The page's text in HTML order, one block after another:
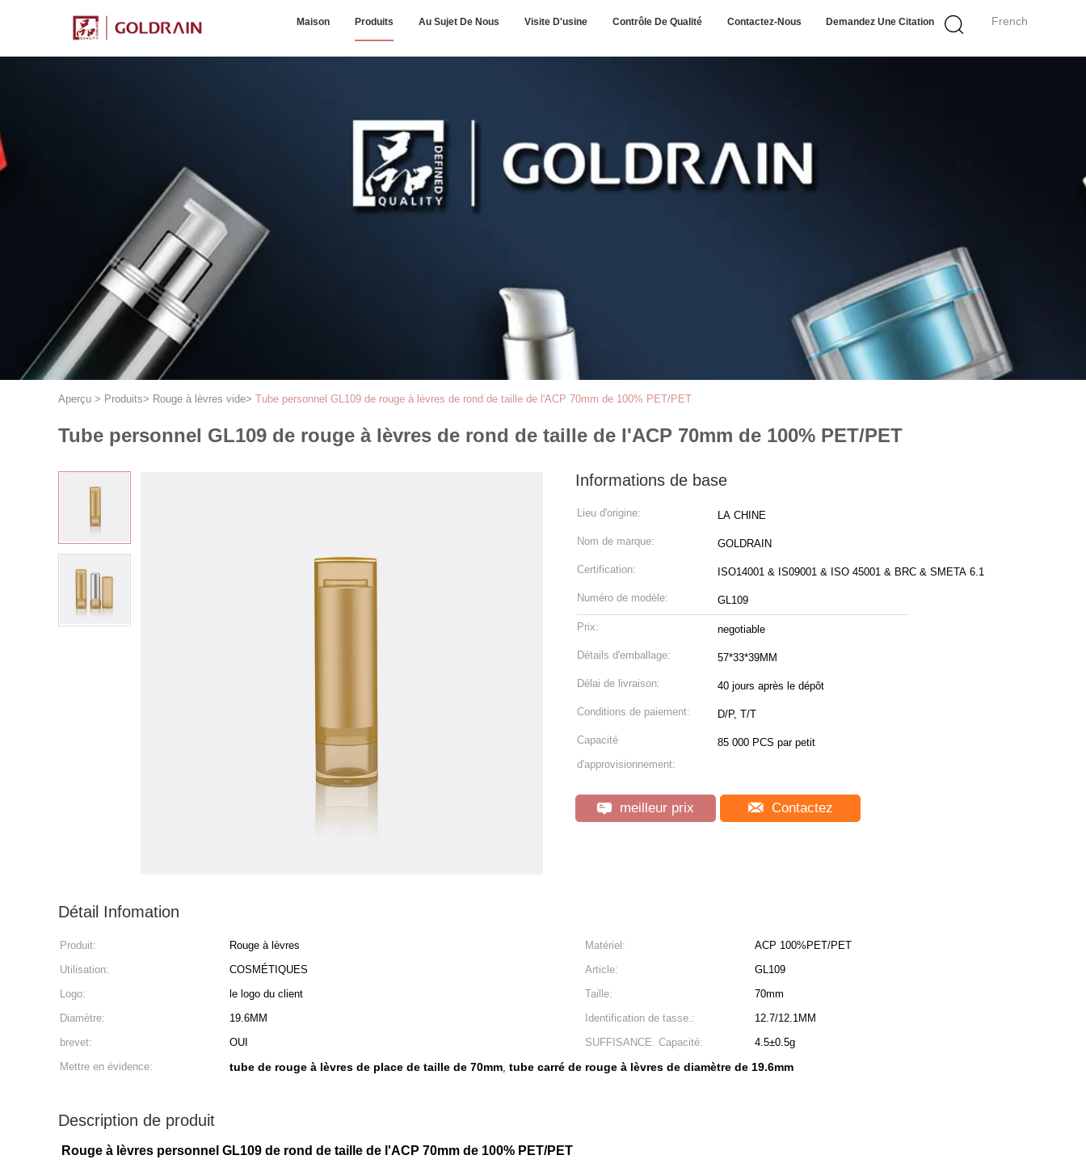
French
Maison Produits Au Sujet De Nous Visite D'usine Contrôle De Qualité Contactez-Nous Demandez Une Citation
Aperçu > Produits> Rouge à lèvres vide> Tube personnel GL109 de rouge à lèvres de rond de taille de l'ACP 70mm de 100% PET/PET
Tube personnel GL109 de rouge à lèvres de rond de taille de l'ACP 70mm de 100% PET/PET
Informations de base
Lieu d'origine: LA CHINE
Nom de marque: GOLDRAIN
Certification: ISO14001 & IS09001 & ISO 45001 & BRC & SMETA 6.1
Numéro de modèle: GL109
Prix: negotiable
Détails d'emballage: 57*33*39MM
Délai de livraison: 40 jours après le dépôt
Conditions de paiement: D/P, T/T
Capacité
d'approvisionnement:
85 000 PCS par petit
meilleur prix Contactez
Détail Infomation
Produit: Rouge à lèvres Matériel:
ACP 100%PET/PET
Utilisation:
COSMÉTIQUES Article:
GL109
Logo:
le logo du client Taille:
70mm
Diamètre:
19.6MM Identification de tasse.:
12.7/12.1MM
brevet:
OUI SUFFISANCE. Capacité:
4.5±0.5g
Mettre en évidence:
tube de rouge à lèvres de place de taille de 70mm, tube carré de rouge à lèvres de diamètre de 19.6mm
Description de produit
Rouge à lèvres personnel GL109 de rond de taille de l'ACP 70mm de 100% PET/PET